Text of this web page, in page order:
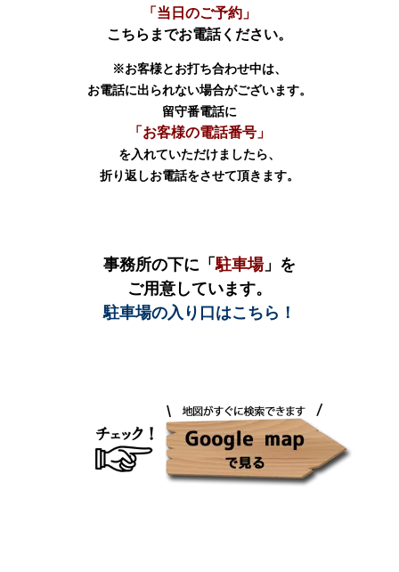
「当日のご予約」
こちらまでお電話ください。
※お客様とお打ち合わせ中は、
お電話に出られない場合がございます。
留守番電話に
「お客様の電話番号」
を入れていただけましたら、
折り返しお電話をさせて頂きます。
事務所の下に「駐車場」を
ご用意しています。
駐車場の入り口はこちら！